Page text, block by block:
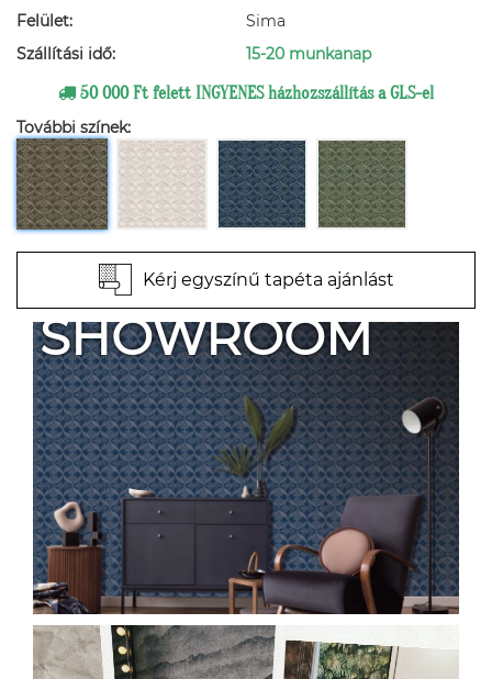
Felület:
Sima
Szállítási idő:
15-20 munkanap
50 000 Ft felett INGYENES házhozszállítás a GLS-el
További színek:
Kérj egyszínű tapéta ajánlást
SHOWROOM